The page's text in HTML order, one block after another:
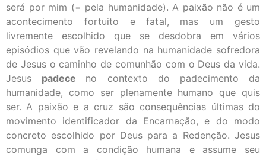
será por mim (= pela humanidade). A paixão não é um
acontecimento fortuito e fatal, mas um gesto
livremente escolhido que se desdobra em vários
episódios que vão revelando na humanidade sofredora
de Jesus o caminho de comunhão com o Deus da vida.
Jesus padece no contexto do padecimento da
humanidade, como ser plenamente humano que quis
ser. A paixão e a cruz são consequências últimas do
movimento identificador da Encarnação, e do modo
concreto escolhido por Deus para a Redenção. Jesus
comunga com a condição humana e assume seu